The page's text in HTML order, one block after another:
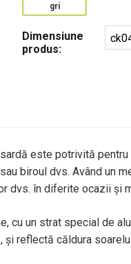
gri
Dimensiune
produs:
este potrivită
biroul dvs. Având un
dvs. în diferite ocazii și
cu un strat special de
reflectă căldura